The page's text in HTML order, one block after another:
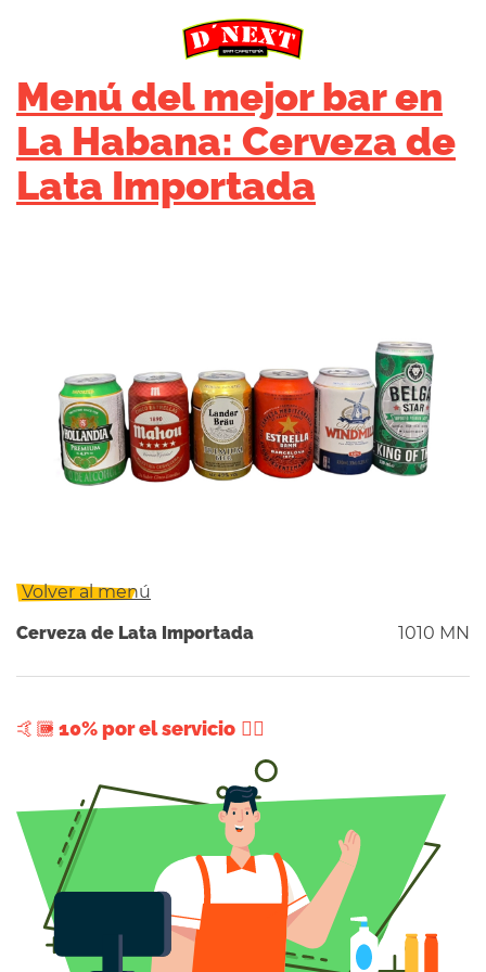
Menú del mejor bar en
La Habana: Cerveza de
Lata Importada
Volver al menú
Cerveza de Lata Importada
1010 MN
+ 10% por el servicio